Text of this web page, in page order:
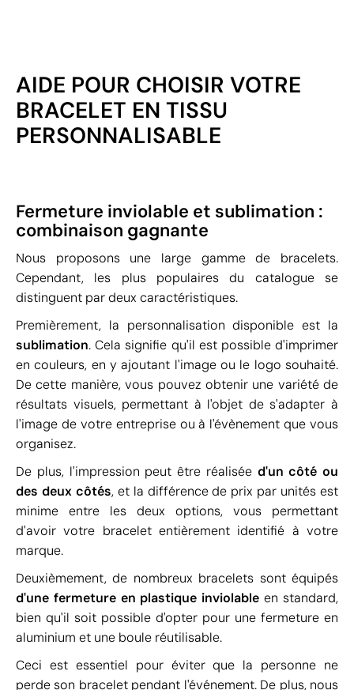
AIDE POUR CHOISIR VOTRE
BRACELET EN TISSU
PERSONNALISABLE
Fermeture inviolable et sublimation :
combinaison gagnante
Nous proposons une large gamme de bracelets.
Cependant, les plus populaires du catalogue se
distinguent par deux caractéristiques.
Premièrement, la personnalisation disponible est la
sublimation. Cela signifie qu'il est possible d'imprimer
en couleurs, en y ajoutant l'image ou le logo souhaité.
De cette manière, vous pouvez obtenir une variété de
résultats visuels, permettant à l'objet de s'adapter à
l'image de votre entreprise ou à l'évènement que vous
organisez.
De plus, l'impression peut être réalisée d'un côté ou
des deux côtés, et la différence de prix par unités est
minime entre les deux options, vous permettant
d'avoir votre bracelet entièrement identifié à votre
marque.
Deuxièmement, de nombreux bracelets sont équipés
d'une fermeture en plastique inviolable en standard,
bien qu'il soit possible d'opter pour une fermeture en
aluminium et une boule réutilisable.
Ceci est essentiel pour éviter que la personne ne
perde son bracelet pendant l'événement. De plus, nous